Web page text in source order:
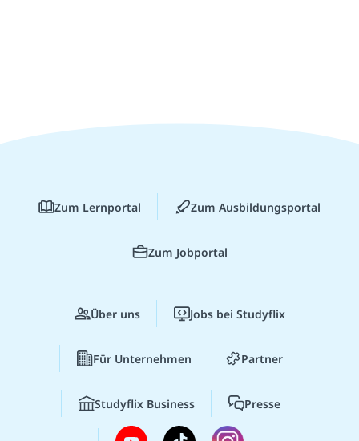
Zum Lernportal Zum Ausbildungsportal
Zum Jobportal
Über uns Jobs bei Studyflix
Für Unternehmen Partner
Studyflix Business Presse